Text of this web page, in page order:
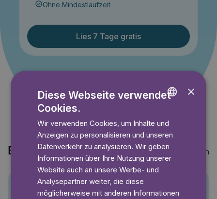
Ohne Mindestlaufzeit
Lies 7 Tage gratis
Entdecke auch Mehr anzeigen
GERMAN
×
Diese Webseite verwendet
Cookies.
Wir verwenden Cookies, um Inhalte und
Anzeigen zu personalisieren und unseren
Datenverkehr zu analysieren. Wir geben
Informationen über Ihre Nutzung unserer
Website auch an unsere Werbe- und
Analysepartner weiter, die diese
möglicherweise mit anderen Informationen